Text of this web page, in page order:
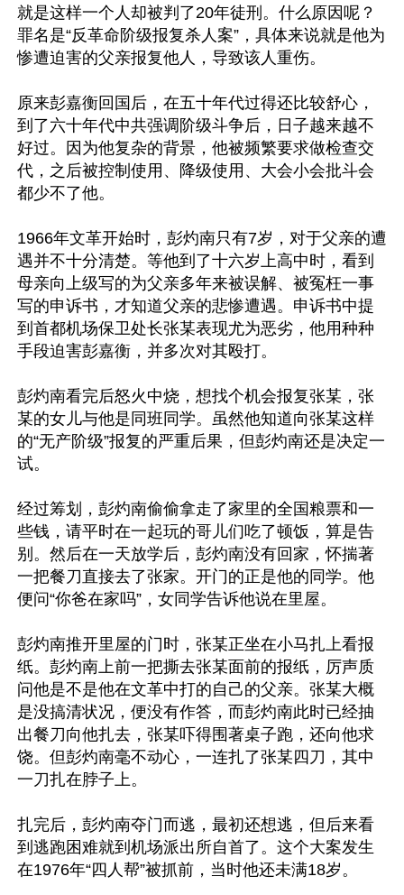
就是这样一个人却被判了20年徒刑。什么原因呢？
罪名是“反革命阶级报复杀人案”，具体来说就是他为
惨遭迫害的父亲报复他人，导致该人重伤。
原来彭嘉衡回国后，在五十年代过得还比较舒心，
到了六十年代中共强调阶级斗争后，日子越来越不
好过。因为他复杂的背景，他被频繁要求做检查交
代，之后被控制使用、降级使用、大会小会批斗会
都少不了他。
1966年文革开始时，彭灼南只有7岁，对于父亲的遭
遇并不十分清楚。等他到了十六岁上高中时，看到
母亲向上级写的为父亲多年来被误解、被冤枉一事
写的申诉书，才知道父亲的悲惨遭遇。申诉书中提
到首都机场保卫处长张某表现尤为恶劣，他用种种
手段迫害彭嘉衡，并多次对其殴打。
彭灼南看完后怒火中烧，想找个机会报复张某，张
某的女儿与他是同班同学。虽然他知道向张某这样
的“无产阶级”报复的严重后果，但彭灼南还是决定一
试。
经过筹划，彭灼南偷偷拿走了家里的全国粮票和一
些钱，请平时在一起玩的哥儿们吃了顿饭，算是告
别。然后在一天放学后，彭灼南没有回家，怀揣著
一把餐刀直接去了张家。开门的正是他的同学。他
便问“你爸在家吗”，女同学告诉他说在里屋。
彭灼南推开里屋的门时，张某正坐在小马扎上看报
纸。彭灼南上前一把撕去张某面前的报纸，厉声质
问他是不是他在文革中打的自己的父亲。张某大概
是没搞清状况，便没有作答，而彭灼南此时已经抽
出餐刀向他扎去，张某吓得围著桌子跑，还向他求
饶。但彭灼南毫不动心，一连扎了张某四刀，其中
一刀扎在脖子上。
扎完后，彭灼南夺门而逃，最初还想逃，但后来看
到逃跑困难就到机场派出所自首了。这个大案发生
在1976年“四人帮”被抓前，当时他还未满18岁。